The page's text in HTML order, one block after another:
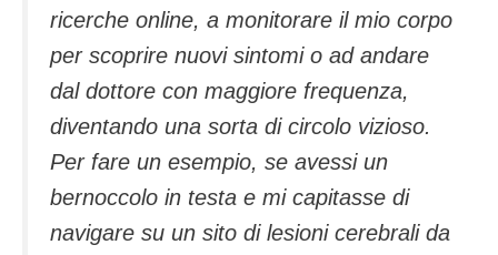
ricerche online, a monitorare il mio corpo
per scoprire nuovi sintomi o ad andare
dal dottore con maggiore frequenza,
diventando una sorta di circolo vizioso.
Per fare un esempio, se avessi un
bernoccolo in testa e mi capitasse di
navigare su un sito di lesioni cerebrali da